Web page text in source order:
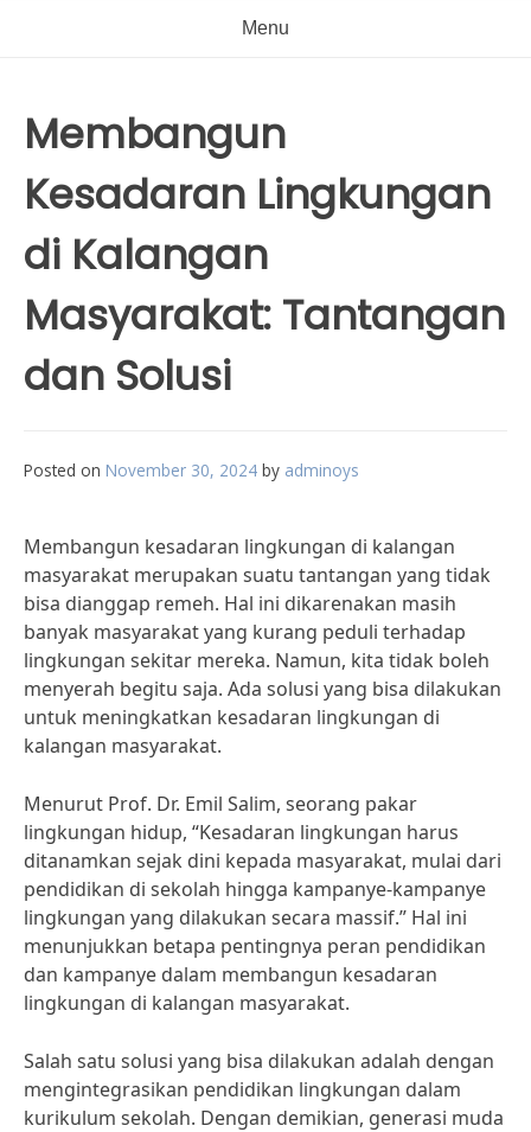
Menu
Membangun
Kesadaran Lingkungan
di Kalangan
Masyarakat: Tantangan
dan Solusi
Posted on November 30, 2024 by adminoys
Membangun kesadaran lingkungan di kalangan
masyarakat merupakan suatu tantangan yang tidak
bisa dianggap remeh. Hal ini dikarenakan masih
banyak masyarakat yang kurang peduli terhadap
lingkungan sekitar mereka. Namun, kita tidak boleh
menyerah begitu saja. Ada solusi yang bisa dilakukan
untuk meningkatkan kesadaran lingkungan di
kalangan masyarakat.
Menurut Prof. Dr. Emil Salim, seorang pakar
lingkungan hidup, “Kesadaran lingkungan harus
ditanamkan sejak dini kepada masyarakat, mulai dari
pendidikan di sekolah hingga kampanye-kampanye
lingkungan yang dilakukan secara massif.” Hal ini
menunjukkan betapa pentingnya peran pendidikan
dan kampanye dalam membangun kesadaran
lingkungan di kalangan masyarakat.
Salah satu solusi yang bisa dilakukan adalah dengan
mengintegrasikan pendidikan lingkungan dalam
kurikulum sekolah. Dengan demikian, generasi muda